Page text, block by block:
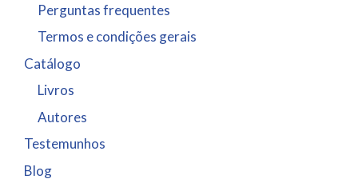
Perguntas frequentes
Termos e condições gerais
Catálogo
Livros
Autores
Testemunhos
Blog